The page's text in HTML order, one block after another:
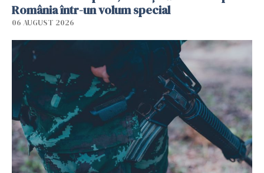
România într-un volum special
06 AUGUST 2026